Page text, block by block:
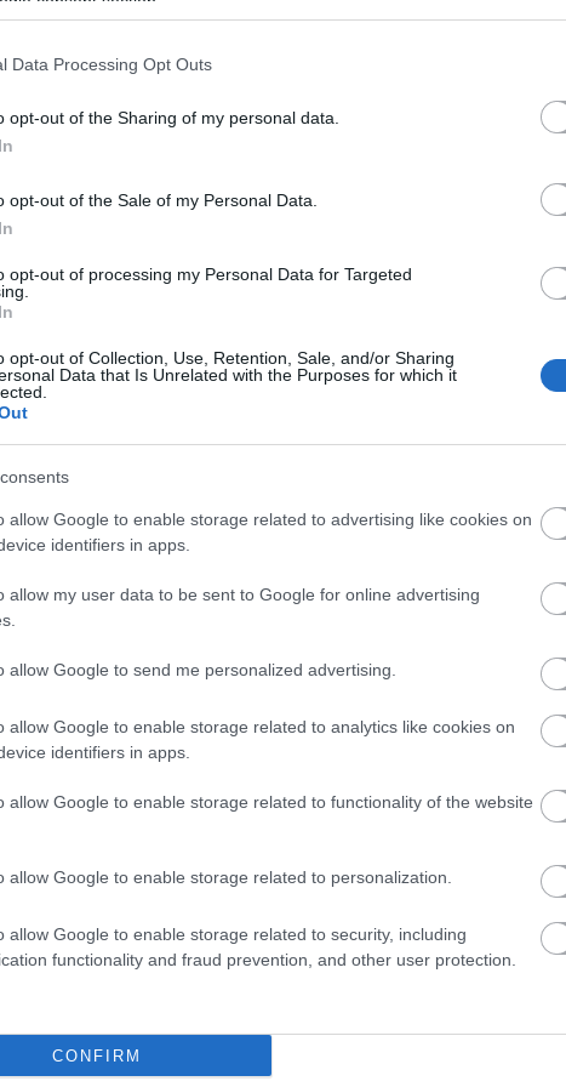
Data Processing Opt Outs
opt-out of the Sharing of my personal data.
opt-out of the Sale of my Personal Data.
opt-out of processing my Personal Data for Targeted
opt-out of Collection, Use, Retention, Sale, and/or Sharing
Data that Is Unrelated with the Purposes for which it
allow Google to enable storage related to advertising like cookies on
identifiers in apps.
allow my user data to be sent to Google for online advertising
allow Google to send me personalized advertising.
allow Google to enable storage related to analytics like cookies on
identifiers in apps.
allow Google to enable storage related to functionality of the website
allow Google to enable storage related to personalization.
allow Google to enable storage related to security, including
functionality and fraud prevention, and other user protection.
CONFIRM
keserű őrület végén? Talán olyan szoros eredmény, hogy vasárnap este
oldalnak van többsége. Egy ilyen helyzetben minden fel fog
a határontúliak szavazatai, az érvénytelen voksok. A vesztesek számos
heteken keresztül fellebbeznek, újraszámolnak.
a folyamat végén tudni fogjuk a mandátumok számát. De ez, a
felfokozott várakozásával szembeállítva már kevés lesz. A választók
nagyarányú győzelem esetén fogadnák el a többség uralmának a
egyesek szerint politikai válság lesz, vagy mások ukrán forgatókönyvre
ez az alapja.
is!
trackback/id/13711348